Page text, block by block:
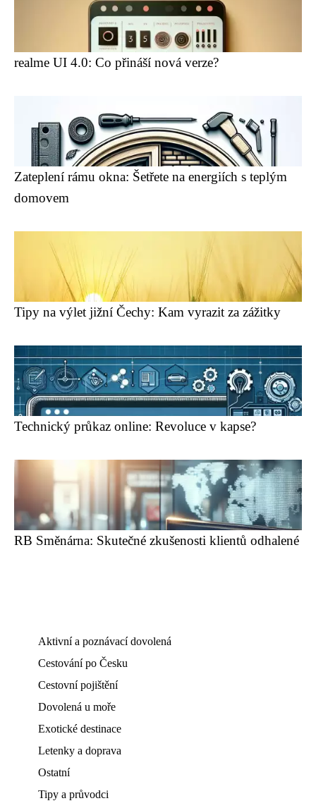
realme UI 4.0: Co přináší nová verze?
Zateplení rámu okna: Šetřete na energiích s teplým
domovem
Tipy na výlet jižní Čechy: Kam vyrazit za zážitky
Technický průkaz online: Revoluce v kapse?
RB Směnárna: Skutečné zkušenosti klientů odhalené
Aktivní a poznávací dovolená
Cestování po Česku
Cestovní pojištění
Dovolená u moře
Exotické destinace
Letenky a doprava
Ostatní
Tipy a průvodci